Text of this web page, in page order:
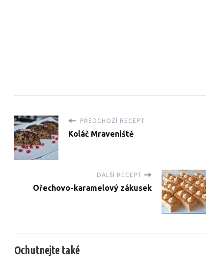
PŘEDCHOZÍ RECEPT
Koláč Mraveniště
DALŠÍ RECEPT
Ořechovo-karamelový zákusek
Ochutnejte také